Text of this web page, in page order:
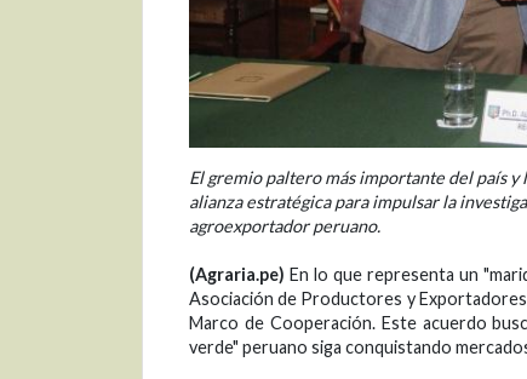
El gremio paltero más importante del país
alianza estratégica para impulsar la
agroexportador peruano.
(Agraria.pe)En lo que representa un
Asociación de Productores y Exportadores
Marco de Cooperación. Este acuerdo
verde" peruano siga conquistando